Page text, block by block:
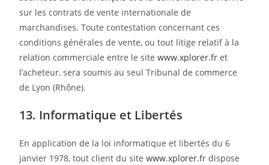
sur les contrats de vente internationale de
marchandises. Toute contestation concernant ces
conditions générales de vente, ou tout litige relatif à la
relation commerciale entre le sitewww.xplorer.fret
l’acheteur, sera soumis au seul Tribunal de commerce
de Lyon (Rhône).
13. Informatique et Libertés
En application de la loi informatique et libertés du 6
janvier 1978, tout client du sitewww.xplorer.frdispose